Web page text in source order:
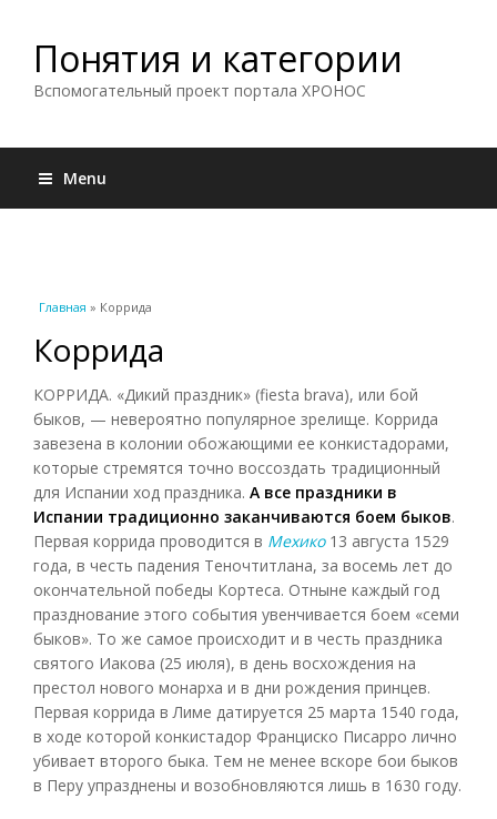
Понятия и категории
Вспомогательный проект портала ХРОНОС
Menu
Вы здесь
Главная » Коррида
Коррида
КОРРИДА. «Дикий праздник» (fiesta brava), или бой
быков, — невероятно популярное зрелище. Коррида
завезена в колонии обожающими ее конкистадорами,
которые стремятся точно воссоздать традиционный
для Испании ход праздника. А все праздники в
Испании традиционно заканчиваются боем быков.
Первая коррида проводится в Мехико13 августа 1529
года, в честь падения Теночтитлана, за восемь лет до
окончательной победы Кортеса. Отныне каждый год
празднование этого события увенчивается боем «семи
быков». То же самое происходит и в честь праздника
святого Иакова (25 июля), в день восхождения на
престол нового монарха и в дни рождения принцев.
Первая коррида в Лиме датируется 25 марта 1540 года,
в ходе которой конкистадор Франциско Писарро лично
убивает второго быка. Тем не менее вскоре бои быков
в Перу упразднены и возобновляются лишь в 1630 году.